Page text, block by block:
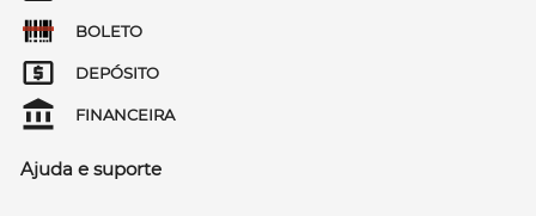
BOLETO
DEPÓSITO
FINANCEIRA
Ajuda e suporte